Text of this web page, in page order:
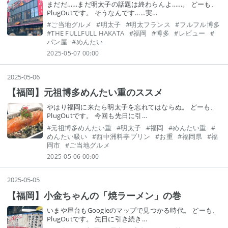
まだだ……まだ明太子の話題は終わらんよ……。 どーも、
PlugOutです。 そうなんです……実…
#ご当地グルメ #明太子 #明太フランス #フルフル博多
#THE FULLFULL HAKATA #福岡 #博多 #レビュー
#
パン屋 #めんたい
2025-05-07 00:00
2025-05-06
【福岡】元祖博多めんたい重のススメ
やはり福岡に来たら明太子を忘れてはならぬ。 どーも、
PlugOutです。 今回も先日に引…
#元祖博多めんたい重 #明太子 #福岡 #めんたい重
#
めんたい吸い #西中洲料亭プリン #お重 #福岡県 #福
岡市 #ご当地グルメ
2025-05-06 00:00
2025-05-05
【福岡】小金ちゃんの「焼ラーメン」の巻
いまや屋台もGoogleのマップで見つかる時代。 どーも、
PlugOutです。 先日に引き続き…